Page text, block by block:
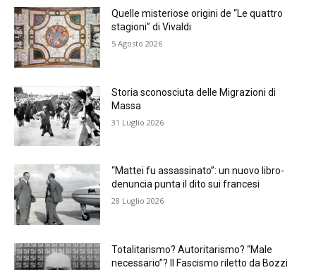
Quelle misteriose origini de “Le quattro
stagioni” di Vivaldi
5 Agosto 2026
Storia sconosciuta delle Migrazioni di
Massa
31 Luglio 2026
“Mattei fu assassinato”: un nuovo libro-
denuncia punta il dito sui francesi
28 Luglio 2026
Totalitarismo? Autoritarismo? “Male
necessario”? Il Fascismo riletto da Bozzi